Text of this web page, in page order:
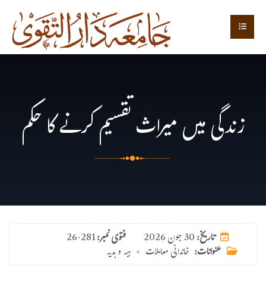
زندگی میں میراث تقسیم کرنے کا حکم
فتوی نمبر:26-281 تاریخ:30 جون 2026
عنوانات: خاندانی معاملات > ہبہ و ہدیہ